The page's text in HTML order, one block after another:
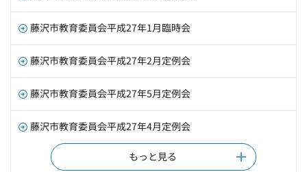
藤沢市教育委員会平成27年1月臨時会
藤沢市教育委員会平成27年2月定例会
藤沢市教育委員会平成27年5月定例会
藤沢市教育委員会平成27年4月定例会
もっと見る